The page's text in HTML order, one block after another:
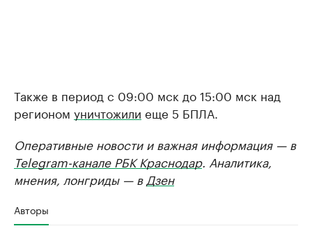
Также в период с 09:00 мск до 15:00 мск над
регионом уничтожили еще 5 БПЛА.
Оперативные новости и важная информация — в
Telegram-канале РБК Краснодар. Аналитика,
мнения, лонгриды — в Дзен
Авторы